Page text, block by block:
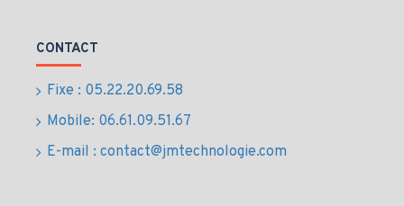
Réservoir (L)
Autonomie 75% (h)
Type de prise 50Hz
CONTACT
Fixe : 05.22.20.69.58
Mobile: 06.61.09.51.67
E-mail : contact@jmtechnologie.com